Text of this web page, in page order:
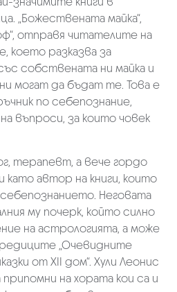
„Божествената майка“,
отправя читателите на
което разказва за
собствената ни майка и
могат да бъдат те. Това е
по себепознание,
въпроси, за които човек
терапевт, а вече гордо
автор на книги, които
Неговата
му почерк, който силно
на астрологията, а може
„Очевидните
от XII дом“. Хули Леонис
на хората кои са и